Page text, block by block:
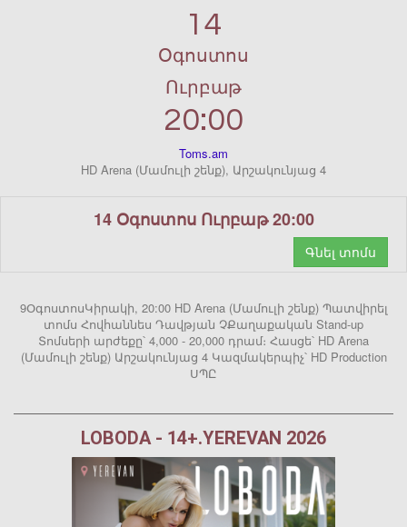
14
Օգոստոս
Ուրբաթ
20:00
Toms.am
HD Arena (Մամուլի շենք), Արշակունյաց 4
14 Օգոստոս Ուրբաթ 20:00
Գնել տոմս
9ՕգոստոսԿիրակի, 20:00 HD Arena (Մամուլի շենք) Պատվիրել
տոմս Հովհաննես Դավթյան ՉՔաղաքական Stand-up
Տոմսերի արժեքը՝ 4,000 - 20,000 դրամ։ Հասցե՝ HD Arena
(Մամուլի շենք) Արշակունյաց 4 Կազմակերպիչ՝ HD Production
ՍՊԸ
LOBODA - 14+.YEREVAN 2026